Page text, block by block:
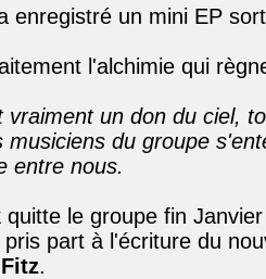
enregistré un mini EP
l'alchimie qui
vraiment un don du ciel,
musiciens du groupe
entre nous.
quitte le groupe fin
part à l'écriture du
.